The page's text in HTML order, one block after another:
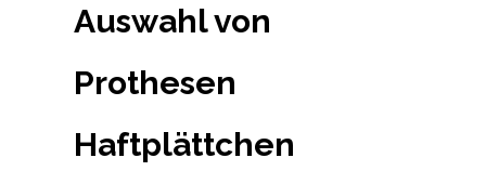
Auswahl von
Prothesen
Haftplättchen